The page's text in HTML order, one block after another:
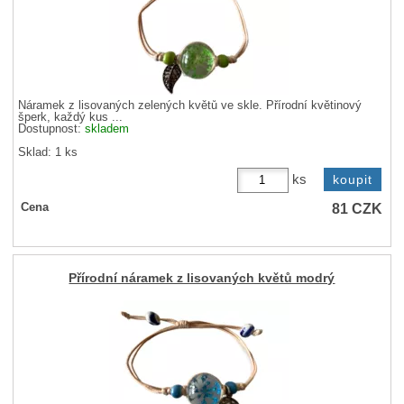
Náramek z lisovaných zelených květů ve skle. Přírodní květinový
šperk, každý kus ...
Dostupnost:skladem
Sklad: 1 ks
ks
Cena 81CZK
Přírodní náramek z lisovaných květů modrý